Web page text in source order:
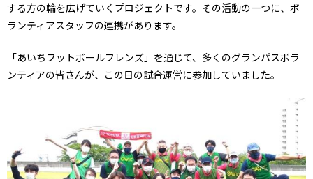
する方の輪を広げていくプロジェクトです。その活動の一つに、ボ
ランティアスタッフの連携があります。
「あいちフットボールフレンズ」を通じて、多くのグランパスボラ
ンティアの皆さんが、この日の試合運営に参加していました。